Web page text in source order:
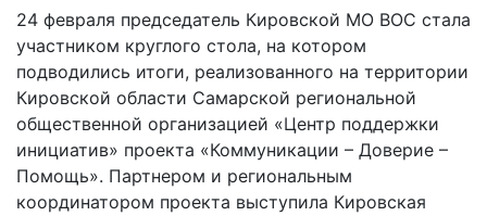
24 февраля председатель Кировской МО ВОС стала
участником круглого стола, на котором
подводились итоги, реализованного на территории
Кировской области Самарской региональной
общественной организацией «Центр поддержки
инициатив» проекта «Коммуникации – Доверие –
Помощь». Партнером и региональным
координатором проекта выступила Кировская